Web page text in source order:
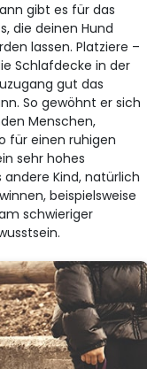
gibt es für das
die deinen Hund
lassen. Platziere –
Schlafdecke in der
gut das
So gewöhnt er sich
Menschen,
für einen ruhigen
sehr hohes
andere Kind, natürlich
beispielsweise
schwieriger